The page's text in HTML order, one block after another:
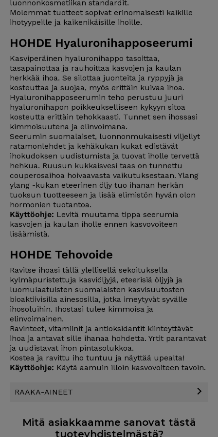
luonnonkosmetiikan standardit.
Molemmat tuotteet sopivat erinomaisesti kaikille
ihotyypeille ja kaikenikäisille ihoille.
HOHDE Hyaluronihapposeerumi​
Kasviperäinen hyaluronihappo tasoittaa,
tasapainottaa ja rauhoittaa kasvojen ja kaulan
herkkää ihoa. Se silottaa juonteita ja ryppyjä ja
kosteuttaa ja suojaa, myös erittäin kuivaa ihoa.
Hyaluronihapposeerumin teho perustuu juuri
hyaluronihapon poikkeukselliseen kykyyn sitoa
kosteutta erittäin tehokkaasti. Tunnet sen ihossasi
kimmoisuutena ja elinvoimana.
Seerumin suomalaiset, luonnonmukaisesti viljellyt
ratamonlehdet ja kehäkukan kukat edistävät
ihokudoksen uudistumista ja tuovat iholle tervettä
hehkua. Ruusun kukkaisvesi taas on tunnettu
couperosaihoa hoivaavasta vaikutuksestaan. Ylang
ylang -kukan eteerinen öljy tuo ihanan herkän
tuoksun tuotteeseen ja lisää elimistön hyvän olon
hormonien tuotantoa.
Käyttöohje: Levitä muutama tippa seerumia
kasvojen ja kaulan iholle ennen kasvovoiteen
lisäämistä.
HOHDE Tehovoide
Ravitse ihoasi tällä ylellisellä sekoituksella
kylmäpuristettuja kasviöljyjä, eteerisiä öljyjä ja
luomulaatuisten suomalaisten kasvisuutosten
bioaktiivisilla ainesosilla, jotka imeytyvät syvälle
ihosoluihin. Ihostasi tulee kimmoisa ja
elinvoimainen.
Ravinteet, vitamiinit ja antioksidantit kiinteyttävät
ihoa ja antavat sille ihanaa hohdetta. Yrtit parantavat
ja uudistavat ihon pintasolukkoa.
Kostea ja ravittu iho tuntuu ja näyttää upealta!
Käyttöohje: Käytä aamuin illoin kasvovoiteen tavoin.
RAAKA-AINEET
Mitä asiakkaamme sanovat tästä
tuoteyhdistelmästä?